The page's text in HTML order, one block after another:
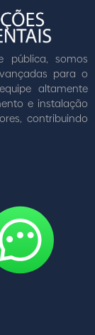
pública, somos
para o
altamente
e instalação
contribuindo